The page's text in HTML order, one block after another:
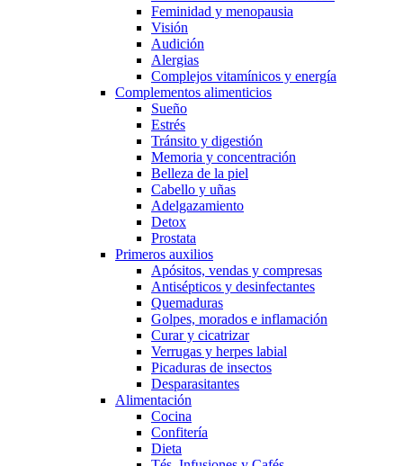
Feminidad y menopausia
Visión
Audición
Alergias
Complejos vitamínicos y energía
Complementos alimenticios
Sueño
Estrés
Tránsito y digestión
Memoria y concentración
Belleza de la piel
Cabello y uñas
Adelgazamiento
Detox
Prostata
Primeros auxilios
Apósitos, vendas y compresas
Antisépticos y desinfectantes
Quemaduras
Golpes, morados e inflamación
Curar y cicatrizar
Verrugas y herpes labial
Picaduras de insectos
Desparasitantes
Alimentación
Cocina
Confitería
Dieta